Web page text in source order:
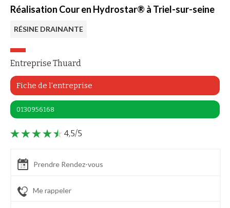
Réalisation Cour en Hydrostar® à Triel-sur-seine
RÉSINE DRAINANTE
Entreprise Thuard
Fiche de l'entreprise
0130956168
4,5/5
Prendre Rendez-vous
Me rappeler